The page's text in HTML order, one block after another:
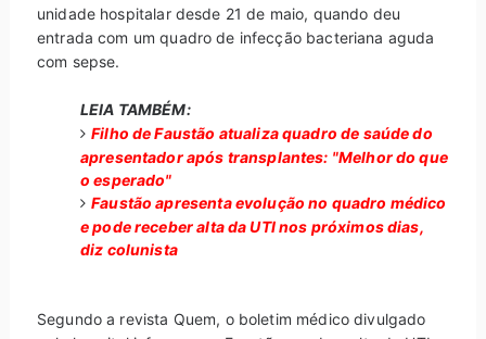
unidade hospitalar desde 21 de maio, quando deu
entrada com um quadro de infecção bacteriana aguda
com sepse.
LEIA TAMBÉM:
Filho de Faustão atualiza quadro de saúde do
apresentador após transplantes: "Melhor do que
o esperado"
Faustão apresenta evolução no quadro médico
e pode receber alta da UTI nos próximos dias,
diz colunista
Segundo a revista Quem, o boletim médico divulgado